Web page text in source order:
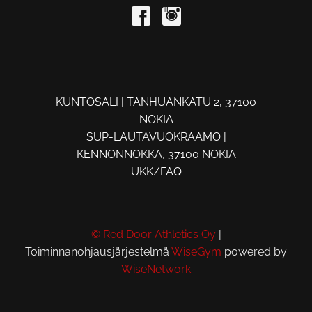
KUNTOSALI | TANHUANKATU 2, 37100
NOKIA
SUP-LAUTAVUOKRAAMO |
KENNONNOKKA, 37100 NOKIA
UKK/FAQ
© Red Door Athletics Oy|
Toiminnanohjausjärjestelmä WiseGym powered by
WiseNetwork